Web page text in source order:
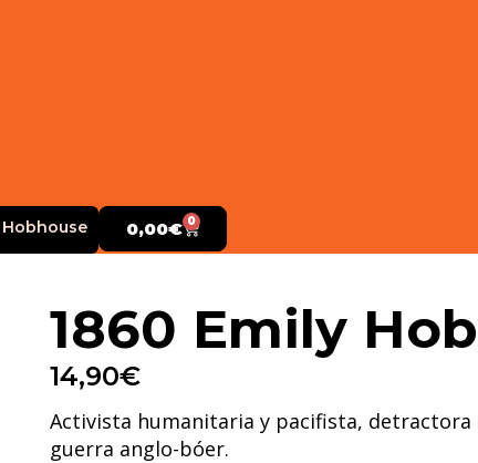
Hobhouse 0,00€ 0
1860 Emily
14,90€
Activista humanitaria y pacifista, detractora
guerra anglo-bóer.